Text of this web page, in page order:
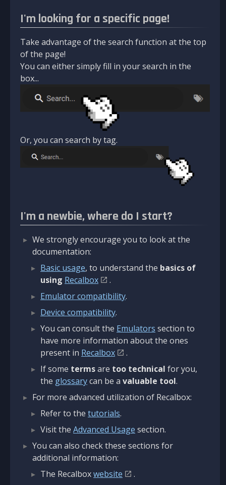
I'm looking for a specific page!
Take advantage of the search function at the top
of the page!
You can either simply fill in your search in the
box...
Or, you can search by tag.
I'm a newbie, where do I start?
We strongly encourage you to look at the
documentation:
Basic usage, to understand the basics of
using Recalbox
.
Emulator compatibility.
Device compatibility.
You can consult the Emulators section to
have more information about the ones
present in Recalbox
.
If some termsare too technical for you,
the glossarycan be a valuable tool.
For more advanced utilization of Recalbox:
Refer to the tutorials.
Visit the Advanced Usage section.
You can also check these sections for
additional information:
The Recalboxwebsite
.